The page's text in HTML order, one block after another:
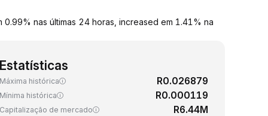
nas últimas 24 horas, increased em 1.41% na
Estatísticas
Máxima histórica R0.026879
Mínima histórica R0.000119
Capitalização de mercado R6.44M